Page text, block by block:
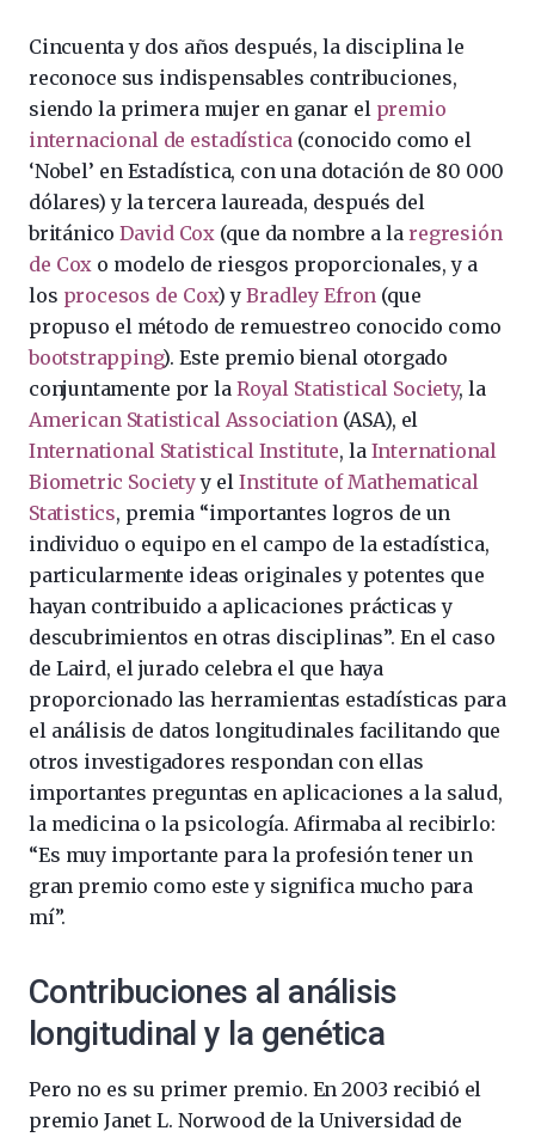
Cincuenta y dos años después, la disciplina le
reconoce sus indispensables contribuciones,
siendo la primera mujer en ganar el premio
internacional de estadística (conocido como el
‘Nobel’ en Estadística, con una dotación de 80 000
dólares) y la tercera laureada, después del
británicoDavid Cox (que da nombre a la regresión
de Cox o modelo de riesgos proporcionales, y a
los procesos de Cox) yBradley Efron (que
propuso el método de remuestreo conocido como
bootstrapping). Este premio bienal otorgado
conjuntamente por laRoyal Statistical Society, la
American Statistical Association (ASA), el
International Statistical Institute, la International
Biometric Societyy elInstitute of Mathematical
Statistics, premia “importantes logros de un
individuo o equipo en el campo de la estadística,
particularmente ideas originales y potentes que
hayan contribuido a aplicaciones prácticas y
descubrimientos en otras disciplinas”. En el caso
de Laird, el jurado celebra el que haya
proporcionado las herramientas estadísticas para
el análisis de datos longitudinales facilitando que
otros investigadores respondan con ellas
importantes preguntas en aplicaciones a la salud,
la medicina o la psicología. Afirmaba al recibirlo:
“Es muy importante para la profesión tener un
gran premio como este y significa mucho para
mí”.
Contribuciones al análisis
longitudinal y la genética
Pero no es su primer premio. En 2003 recibió el
premio Janet L. Norwood de la Universidad de